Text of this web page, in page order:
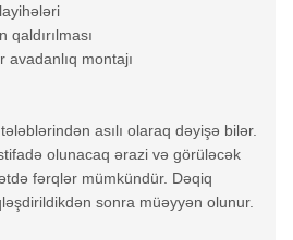
avadanlıq montajı
asılı olaraq dəyişə bilər.
olunacaq ərazi və görüləcək
fərqlər mümkündür. Dəqiq
sonra müəyyən olunur.